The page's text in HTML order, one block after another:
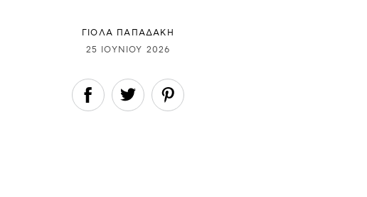
ΓΙΌΛΑ ΠΑΠΑΔΆΚΗ
25 ΙΟΥΝΊΟΥ 2026